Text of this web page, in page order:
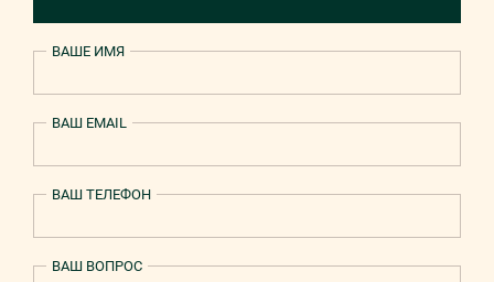
ВАШЕ ИМЯ
ВАШ EMAIL
ВАШ ТЕЛЕФОН
ВАШ ВОПРОС